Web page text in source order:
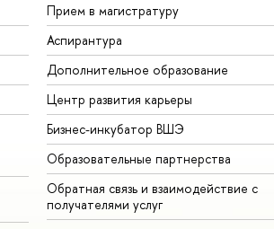
Прием в магистратуру
Аспирантура
Дополнительное образование
Центр развития карьеры
Бизнес-инкубатор ВШЭ
Образовательные партнерства
Обратная связь и взаимодействие с
получателями услуг